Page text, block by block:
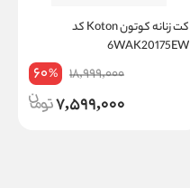
کت زنانه کوتون Koton کد
6WAK20175EW
18,999,000
60%
7,599,000